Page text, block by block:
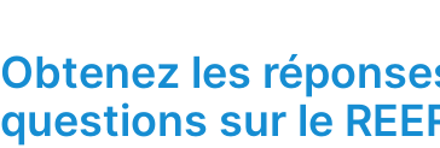
Obtenez les
questions sur le